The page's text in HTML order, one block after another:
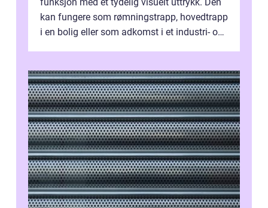
funksjon med et tydelig visuelt uttrykk. Den
kan fungere som rømningstrapp, hovedtrapp
i en bolig eller som adkomst i et industri- og